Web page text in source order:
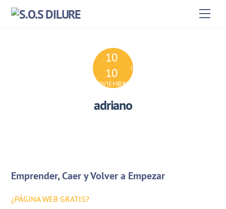
Skip
10
10
NOVIEMBRE
2024
adriano
Emprender, Caer y Volver a Empezar
¿PÁGINA WEB GRATIS?